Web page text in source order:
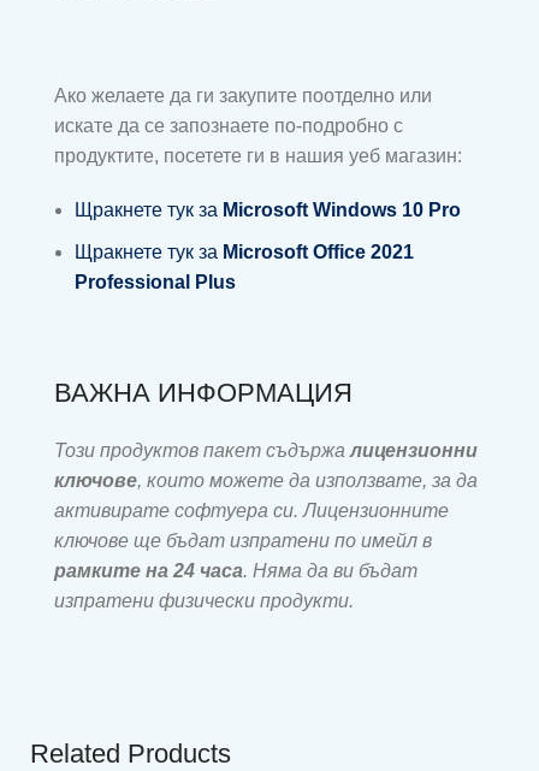
Ако желаете да ги закупите поотделно или
искате да се запознаете по-подробно с
продуктите, посетете ги в нашия уеб магазин:
Щракнете тук за Microsoft Windows 10 Pro
Щракнете тук за Microsoft Office 2021
Professional Plus
ВАЖНА ИНФОРМАЦИЯ
Този продуктов пакет съдържалицензионни
ключове, които можете да използвате, за да
активирате софтуера си. Лицензионните
ключове ще бъдат изпратени по имейл в
рамките на 24 часа. Няма да ви бъдат
изпратени физически продукти.
Related Products